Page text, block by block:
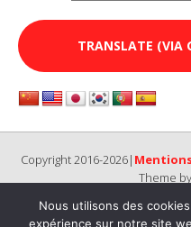
TRANSLATE (VIA
Copyright 2016-2026|
Theme by
Nous utilisons des
expérience sur notre site